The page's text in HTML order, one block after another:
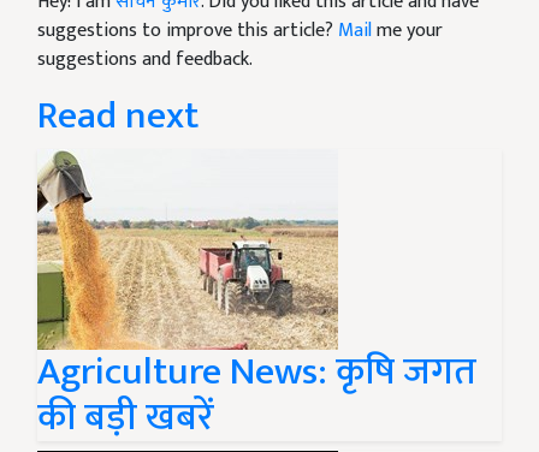
suggestions to improve this article? Mailme your
suggestions and feedback.
Read next
Agriculture News: कृषि जगत
की बड़ी खबरें